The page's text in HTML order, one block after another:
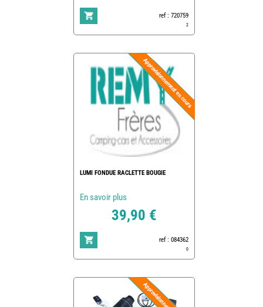
ref : 720759
2
LUMI FONDUE RACLETTE BOUGIE
En savoir plus
39,90 €
ref : 084362
0